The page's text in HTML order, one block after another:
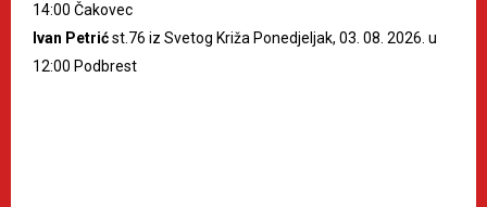
14:00 Čakovec
Ivan Petrićst.76 iz Svetog Križa Ponedjeljak, 03. 08. 2026. u
12:00 Podbrest